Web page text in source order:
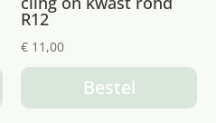
R12
€ 11,00
Bestel